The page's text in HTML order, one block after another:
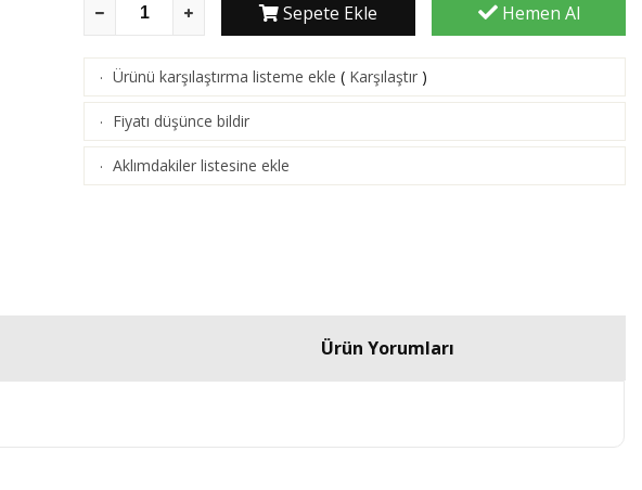
Sepete Ekle Hemen Al
· Ürünü karşılaştırma listeme ekle ( Karşılaştır )
· Fiyatı düşünce bildir
· Aklımdakiler listesine ekle
Ürün Yorumları